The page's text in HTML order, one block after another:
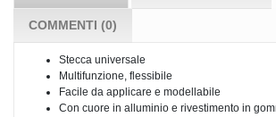
COMMENTI (0)
Stecca universale
Multifunzione, flessibile
Facile da applicare e modellabile
Con cuore in alluminio e rivestimento in